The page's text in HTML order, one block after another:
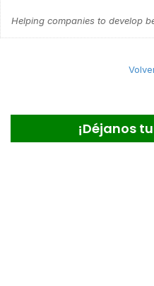
Helping companies to develop
¡Déjanos